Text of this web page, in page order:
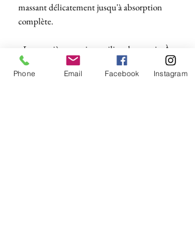
massant délicatement jusqu'à absorption
complète.
▪︎ La première semaine, utilisez-le un soir. À
mesure que votre peau s'habitue, vous
pouvez augmenter progressivement la
Phone Email Facebook Instagram